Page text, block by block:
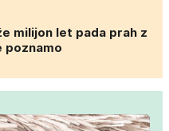
milijon let pada prah z
poznamo